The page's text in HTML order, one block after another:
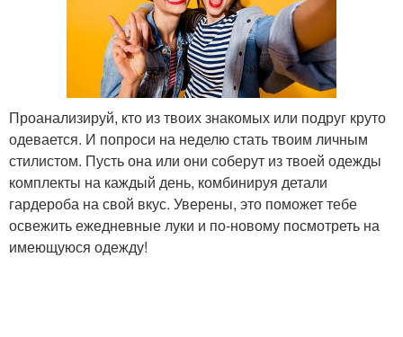
Проанализируй, кто из твоих знакомых или подруг круто
одевается. И попроси на неделю стать твоим личным
стилистом. Пусть она или они соберут из твоей одежды
комплекты на каждый день, комбинируя детали
гардероба на свой вкус. Уверены, это поможет тебе
освежить ежедневные луки и по-новому посмотреть на
имеющуюся одежду!